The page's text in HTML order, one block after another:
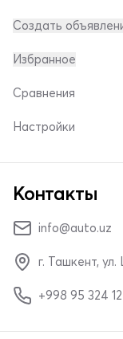
Создать
Избранное
Сравнения
Настройки
Контакты
info@auto.uz
г. Ташкент,
+998 95 324